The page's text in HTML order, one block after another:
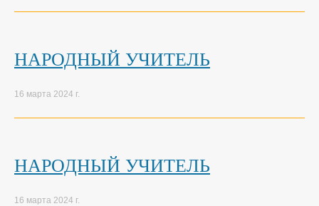
НАРОДНЫЙ УЧИТЕЛЬ
16 марта 2024 г.
НАРОДНЫЙ УЧИТЕЛЬ
16 марта 2024 г.